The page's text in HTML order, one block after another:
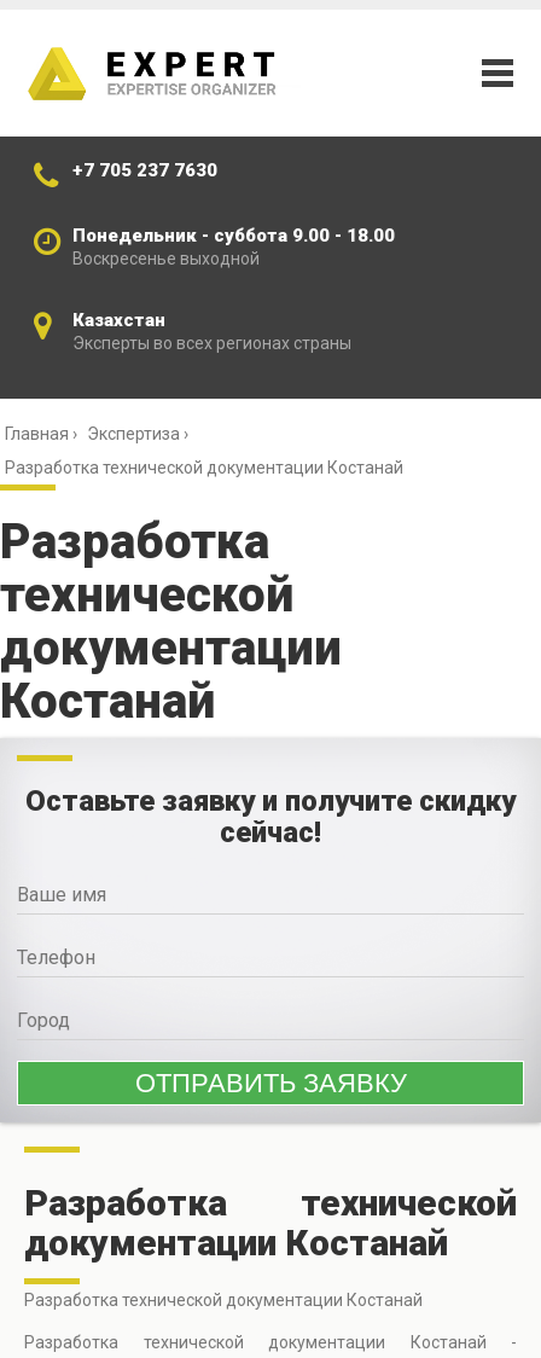
+7 705 237 7630
Понедельник - суббота 9.00 - 18.00
Воскресенье выходной
Казахстан
Эксперты во всех регионах страны
Главная › Экспертиза ›
Разработка технической документации Костанай
Разработка
технической
документации
Костанай
Оставьте заявку и получите скидку
сейчас!
Разработка технической
документации Костанай
Разработка технической документации Костанай
Разработка технической документации Костанай -